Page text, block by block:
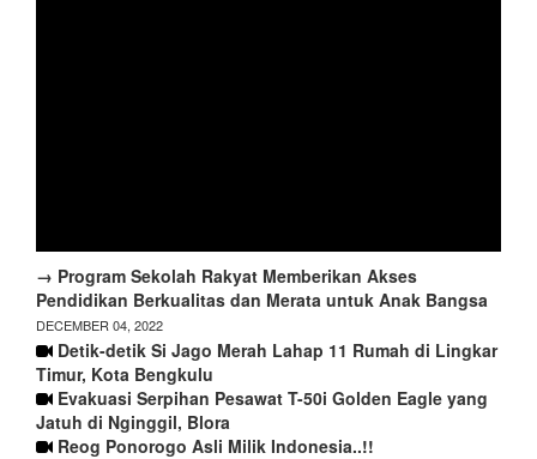
→ Program Sekolah Rakyat Memberikan Akses
Pendidikan Berkualitas dan Merata untuk Anak Bangsa
DECEMBER 04, 2022
Detik-detik Si Jago Merah Lahap 11 Rumah di Lingkar
Timur, Kota Bengkulu
Evakuasi Serpihan Pesawat T-50i Golden Eagle yang
Jatuh di Nginggil, Blora
Reog Ponorogo Asli Milik Indonesia..!!